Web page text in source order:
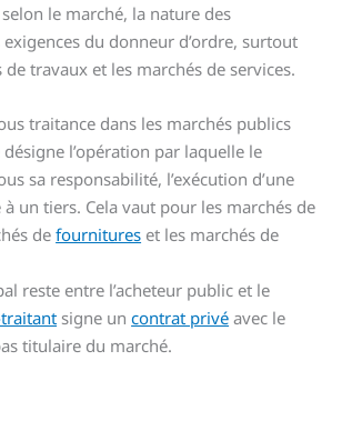
le marché, la nature des
du donneur d’ordre, surtout
de travaux et les marchés de services.
traitance dans les marchés publics
l’opération par laquelle le
sa responsabilité, l’exécution d’une
un tiers. Cela vaut pour les marchés de
defournitures et les marchés de
reste entre l’acheteur public et le
signe uncontrat privé avec le
titulaire du marché.